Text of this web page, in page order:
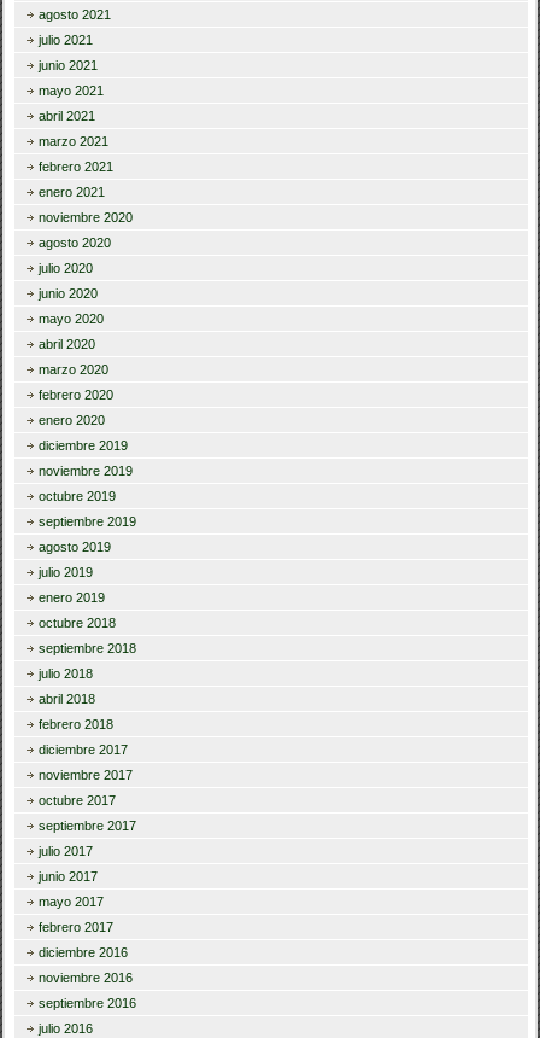
agosto 2021
julio 2021
junio 2021
mayo 2021
abril 2021
marzo 2021
febrero 2021
enero 2021
noviembre 2020
agosto 2020
julio 2020
junio 2020
mayo 2020
abril 2020
marzo 2020
febrero 2020
enero 2020
diciembre 2019
noviembre 2019
octubre 2019
septiembre 2019
agosto 2019
julio 2019
enero 2019
octubre 2018
septiembre 2018
julio 2018
abril 2018
febrero 2018
diciembre 2017
noviembre 2017
octubre 2017
septiembre 2017
julio 2017
junio 2017
mayo 2017
febrero 2017
diciembre 2016
noviembre 2016
septiembre 2016
julio 2016